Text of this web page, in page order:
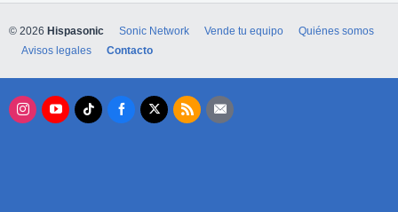
© 2026 Hispasonic Sonic Network Vende tu equipo
Quiénes somos
Avisos legales
Contacto